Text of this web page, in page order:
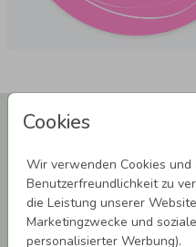
Cookies
Wir verwenden Cookies und
Benutzerfreundlichkeit zu
die Leistung unserer
Marketingzwecke und
personalisierter Werbung).
Newsletter abonnieren
sichern!
Melde Dich zu unserem
Laufenden.